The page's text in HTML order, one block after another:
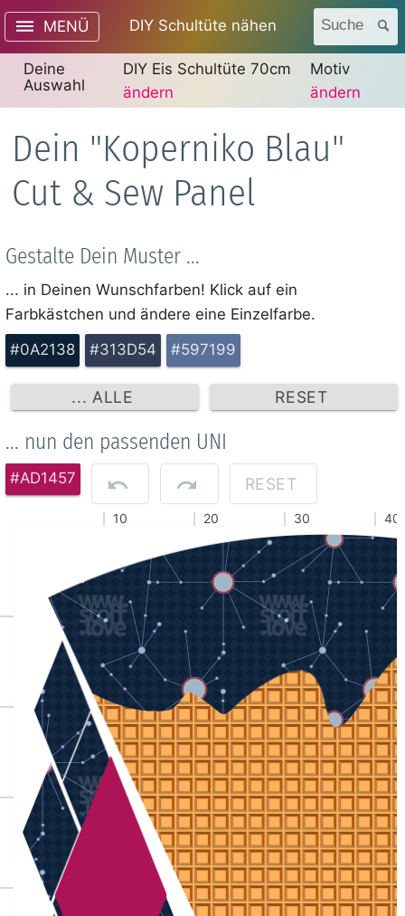
MENÜ DIY Schultüte nähen Suche
Deine
Auswahl
DIY Eis Schultüte 70cm
ändern
Motiv
ändern
Dein "Koperniko Blau"
Cut & Sew Panel
Gestalte Dein Muster ...
... in Deinen Wunschfarben! Klick auf ein
Farbkästchen und ändere eine Einzelfarbe.
#0A2138
#313D54 #597199
... ALLE RESET
... nun den passenden UNI
#AD1457 RESET